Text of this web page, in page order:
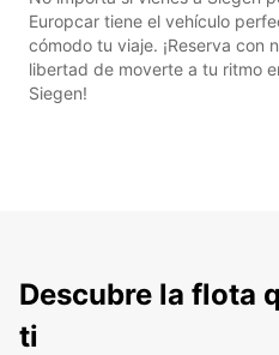
Europcar tiene el vehículo
cómodo tu viaje. ¡Reserva con
libertad de moverte a tu ritmo
Siegen!
Descubre la flota
ti